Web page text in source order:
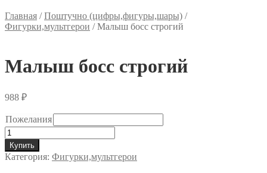
Главная /Поштучно (цифры,фигуры,шары) /
Фигурки,мультгерои /Малыш босс строгий
Малыш босс строгий
988 ₽
Пожелания
Количество
товара
Малыш
босс
Купить
Категория: Фигурки,мультгерои